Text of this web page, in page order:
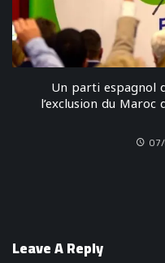
Un parti espagnol
l’exclusion du
Leave A Reply